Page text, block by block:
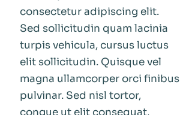
consectetur adipiscing elit.
Sed sollicitudin quam lacinia
turpis vehicula, cursus luctus
elit sollicitudin. Quisque vel
magna ullamcorper orci finibus
pulvinar. Sed nisl tortor,
congue ut elit consequat,